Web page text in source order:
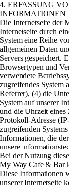
4. ERFASSUNG
INFORMATIONEN
Die Internetseite der
Internetseite durch
System eine Reihe
allgemeinen Daten
Servers gespeichert.
Browsertypen und
verwendete
zugreifendes System
Referrer), (4) die
System auf unserer
und die Uhrzeit eines
Protokoll-Adresse
zugreifenden
Informationen, die
unsere
Bei der Nutzung
My Way Cafe & Bar
Diese Informationen
unserer Internetseite